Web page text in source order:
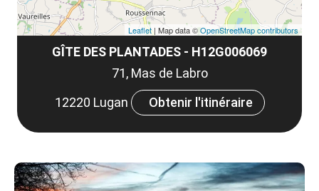
GÎTE DES PLANTADES - H12G006069
71, Mas de Labro
12220 Lugan
Obtenir l'itinéraire
Leaflet| Map data ©OpenStreetMap contributors